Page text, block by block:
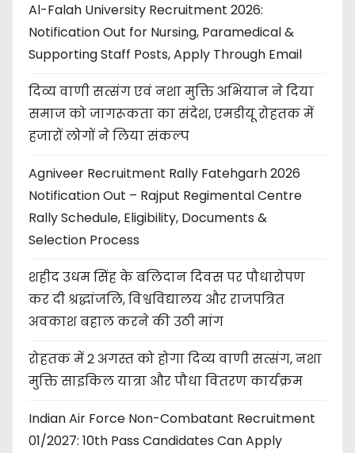
Al-Falah University Recruitment 2026:
Notification Out for Nursing, Paramedical &
Supporting Staff Posts, Apply Through Email
दिव्य वाणी सत्संग एवं नशा मुक्ति अभियान ने दिया
समाज को जागरूकता का संदेश, एमडीयू रोहतक में
हजारों लोगों ने लिया संकल्प
Agniveer Recruitment Rally Fatehgarh 2026
Notification Out – Rajput Regimental Centre
Rally Schedule, Eligibility, Documents &
Selection Process
शहीद उधम सिंह के बलिदान दिवस पर पौधारोपण
कर दी श्रद्धांजलि, विश्वविद्यालय और राजपत्रित
अवकाश बहाल करने की उठी मांग
रोहतक में 2 अगस्त को होगा दिव्य वाणी सत्संग, नशा
मुक्ति साइकिल यात्रा और पौधा वितरण कार्यक्रम
Indian Air Force Non-Combatant Recruitment
01/2027: 10th Pass Candidates Can Apply